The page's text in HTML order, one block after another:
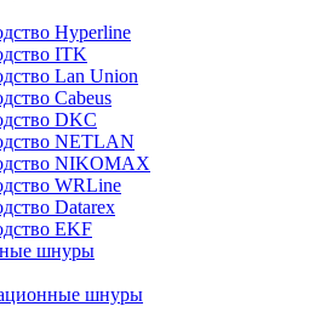
Hyperline
ITK
Lan Union
Cabeus
DKC
NETLAN
NIKOMAX
WRLine
Datarex
EKF
шнуры
шнуры